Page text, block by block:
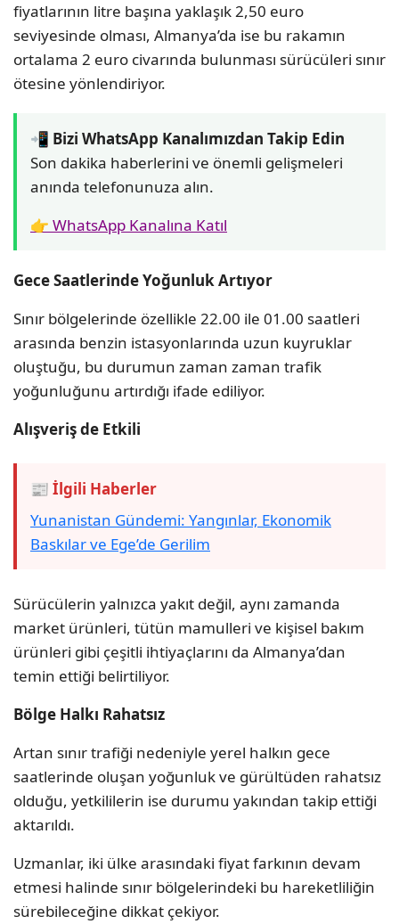
fiyatlarının litre başına yaklaşık 2,50 euro
seviyesinde olması, Almanya’da ise bu rakamın
ortalama 2 euro civarında bulunması sürücüleri sınır
ötesine yönlendiriyor.
📲 Bizi WhatsApp Kanalımızdan Takip Edin
Son dakika haberlerini ve önemli gelişmeleri
anında telefonunuza alın.
👉 WhatsApp Kanalına Katıl
Gece Saatlerinde Yoğunluk Artıyor
Sınır bölgelerinde özellikle 22.00 ile 01.00 saatleri
arasında benzin istasyonlarında uzun kuyruklar
oluştuğu, bu durumun zaman zaman trafik
yoğunluğunu artırdığı ifade ediliyor.
Alışveriş de Etkili
📰 İlgili Haberler
Yunanistan Gündemi: Yangınlar, Ekonomik
Baskılar ve Ege’de Gerilim
Sürücülerin yalnızca yakıt değil, aynı zamanda
market ürünleri, tütün mamulleri ve kişisel bakım
ürünleri gibi çeşitli ihtiyaçlarını da Almanya’dan
temin ettiği belirtiliyor.
Bölge Halkı Rahatsız
Artan sınır trafiği nedeniyle yerel halkın gece
saatlerinde oluşan yoğunluk ve gürültüden rahatsız
olduğu, yetkililerin ise durumu yakından takip ettiği
aktarıldı.
Uzmanlar, iki ülke arasındaki fiyat farkının devam
etmesi halinde sınır bölgelerindeki bu hareketliliğin
sürebileceğine dikkat çekiyor.